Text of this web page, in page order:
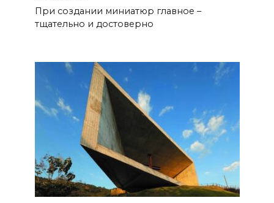
При создании миниатюр главное –
тщательно и достоверно